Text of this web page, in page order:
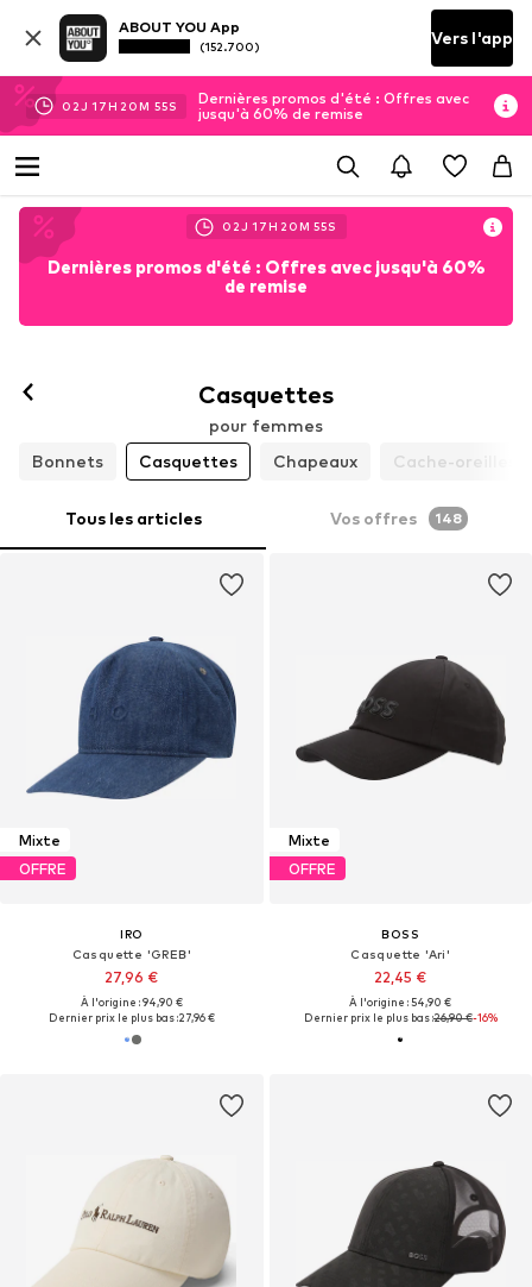
ABOUT YOU App
(152.700) Vers l'app
02J 17H 20M 53S
Dernières promos d'été : Offres avec
jusqu'à 60% de remise
02J 17H 20M 53S
Dernières promos d'été : Offres avec jusqu'à 60%
de remise
Casquettes
pour femmes
Bonnets
Casquettes Chapeaux Cache-oreilles
Tous les articles Vos offres 148
Mixte
OFFRE
IRO
Casquette 'GREB'
27,96 €
À l'origine : 94,90 €
Dernier prix le plus bas :27,96 €
Mixte
OFFRE
BOSS
Casquette 'Ari'
22,45 €
À l'origine : 54,90 €
Dernier prix le plus bas :26,90 €-16%